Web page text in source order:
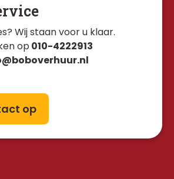
Wij staan voor u klaar.
op 010-4222913
op